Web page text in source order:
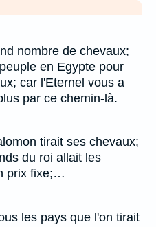
nombre de chevaux;
en Egypte pour
car l'Eternel vous a
par ce chemin-là.
tirait ses chevaux;
du roi allait les
prix fixe;…
les pays que l'on tirait